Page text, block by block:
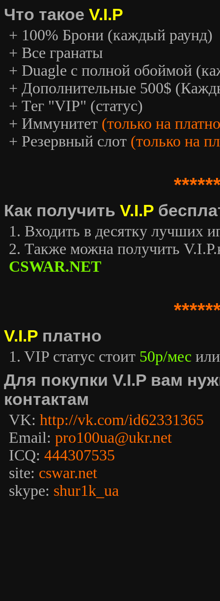
Что такое V.I.P
+ 100% Брони (каждый раунд)
+ Все гранаты
+ Duagle с полной обоймой
+ Дополнительные 500$
+ Тег "VIP" (статус)
+ Иммунитет (только на
+ Резервный слот (только на
Как получить V.I.P
1. Входить в десятку лучших
2. Также можна получить
CSWAR.NET
V.I.P платно
1. VIP статус стоит 50р/мес
Для покупки V.I.P вам
контактам
VK: http://vk.com/id62331365
Email: pro100ua@ukr.net
ICQ: 444307535
site: cswar.net
skype: shur1k_ua